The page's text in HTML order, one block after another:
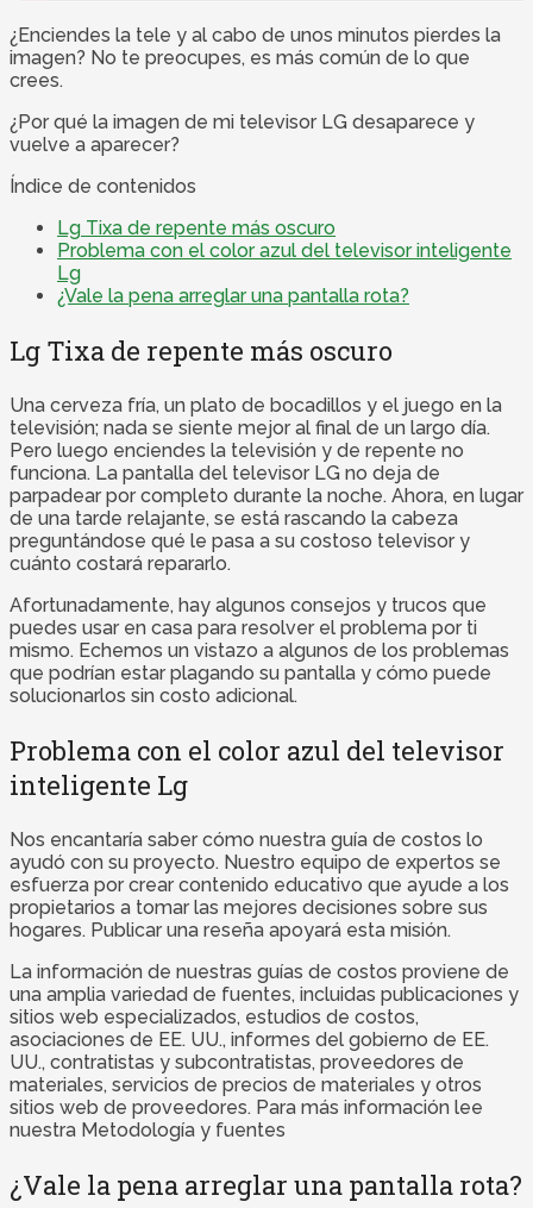
¿Enciendes la tele y al cabo de unos minutos pierdes la
imagen? No te preocupes, es más común de lo que
crees.
¿Por qué la imagen de mi televisor LG desaparece y
vuelve a aparecer?
Índice de contenidos
Lg Tixa de repente más oscuro
Problema con el color azul del televisor inteligente
Lg
¿Vale la pena arreglar una pantalla rota?
Lg Tixa de repente más oscuro
Una cerveza fría, un plato de bocadillos y el juego en la
televisión; nada se siente mejor al final de un largo día.
Pero luego enciendes la televisión y de repente no
funciona. La pantalla del televisor LG no deja de
parpadear por completo durante la noche. Ahora, en lugar
de una tarde relajante, se está rascando la cabeza
preguntándose qué le pasa a su costoso televisor y
cuánto costará repararlo.
Afortunadamente, hay algunos consejos y trucos que
puedes usar en casa para resolver el problema por ti
mismo. Echemos un vistazo a algunos de los problemas
que podrían estar plagando su pantalla y cómo puede
solucionarlos sin costo adicional.
Problema con el color azul del televisor
inteligente Lg
Nos encantaría saber cómo nuestra guía de costos lo
ayudó con su proyecto. Nuestro equipo de expertos se
esfuerza por crear contenido educativo que ayude a los
propietarios a tomar las mejores decisiones sobre sus
hogares. Publicar una reseña apoyará esta misión.
La información de nuestras guías de costos proviene de
una amplia variedad de fuentes, incluidas publicaciones y
sitios web especializados, estudios de costos,
asociaciones de EE. UU., informes del gobierno de EE.
UU., contratistas y subcontratistas, proveedores de
materiales, servicios de precios de materiales y otros
sitios web de proveedores. Para más información lee
nuestra Metodología y fuentes
¿Vale la pena arreglar una pantalla rota?